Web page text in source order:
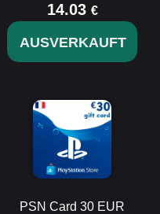
14.03 €
AUSVERKAUFT
PSN Card 30 EUR